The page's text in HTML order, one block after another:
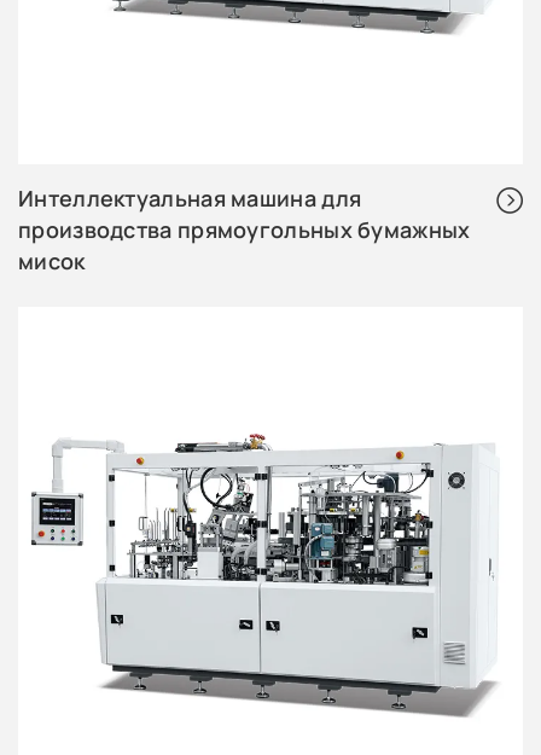
Интеллектуальная машина для
производства прямоугольных бумажных
мисок